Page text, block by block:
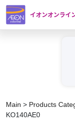
イオンオンライ
Main > Products
KO140AE0